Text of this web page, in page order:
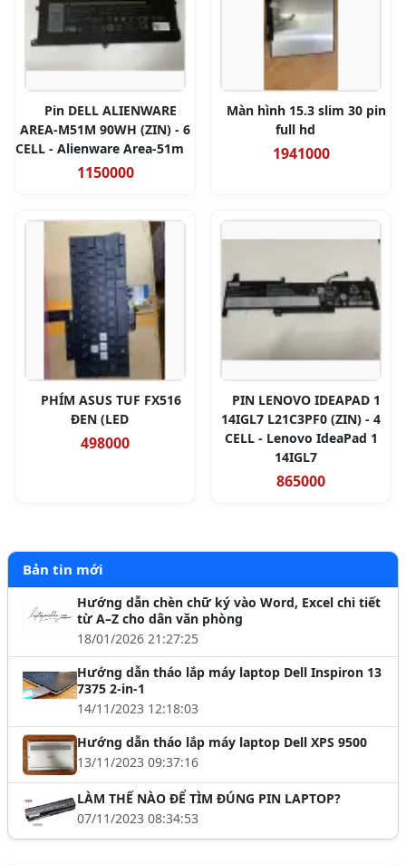
Pin DELL ALIENWARE
AREA-M51M 90WH (ZIN) - 6
CELL - Alienware Area-51m
1150000
Màn hình 15.3 slim 30 pin
full hd
1941000
PHÍM ASUS TUF FX516
ĐEN (LED
498000
PIN LENOVO IDEAPAD 1
14IGL7 L21C3PF0 (ZIN) - 4
CELL - Lenovo IdeaPad 1
14IGL7
865000
Bản tin mới
Hướng dẫn chèn chữ ký vào Word, Excel chi tiết
từ A–Z cho dân văn phòng
18/01/2026 21:27:25
Hướng dẫn tháo lắp máy laptop Dell Inspiron 13
7375 2-in-1
14/11/2023 12:18:03
Hướng dẫn tháo lắp máy laptop Dell XPS 9500
13/11/2023 09:37:16
LÀM THẾ NÀO ĐỂ TÌM ĐÚNG PIN LAPTOP?
07/11/2023 08:34:53